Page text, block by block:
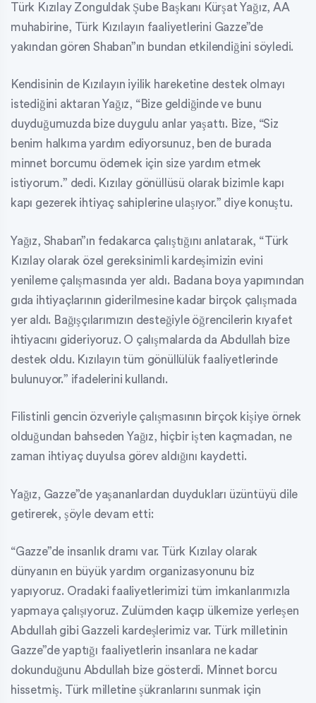
Türk Kızılay Zonguldak Şube Başkanı Kürşat Yağız, AA
muhabirine, Türk Kızılayın faaliyetlerini Gazze”de
yakından gören Shaban”ın bundan etkilendiğini söyledi.
Kendisinin de Kızılayın iyilik hareketine destek olmayı
istediğini aktaran Yağız, “Bize geldiğinde ve bunu
duyduğumuzda bize duygulu anlar yaşattı. Bize, “Siz
benim halkıma yardım ediyorsunuz, ben de burada
minnet borcumu ödemek için size yardım etmek
istiyorum.” dedi. Kızılay gönüllüsü olarak bizimle kapı
kapı gezerek ihtiyaç sahiplerine ulaşıyor.” diye konuştu.
Yağız, Shaban”ın fedakarca çalıştığını anlatarak, “Türk
Kızılay olarak özel gereksinimli kardeşimizin evini
yenileme çalışmasında yer aldı. Badana boya yapımından
gıda ihtiyaçlarının giderilmesine kadar birçok çalışmada
yer aldı. Bağışçılarımızın desteğiyle öğrencilerin kıyafet
ihtiyacını gideriyoruz. O çalışmalarda da Abdullah bize
destek oldu. Kızılayın tüm gönüllülük faaliyetlerinde
bulunuyor.” ifadelerini kullandı.
Filistinli gencin özveriyle çalışmasının birçok kişiye örnek
olduğundan bahseden Yağız, hiçbir işten kaçmadan, ne
zaman ihtiyaç duyulsa görev aldığını kaydetti.
Yağız, Gazze”de yaşananlardan duydukları üzüntüyü dile
getirerek, şöyle devam etti:
“Gazze”de insanlık dramı var. Türk Kızılay olarak
dünyanın en büyük yardım organizasyonunu biz
yapıyoruz. Oradaki faaliyetlerimizi tüm imkanlarımızla
yapmaya çalışıyoruz. Zulümden kaçıp ülkemize yerleşen
Abdullah gibi Gazzeli kardeşlerimiz var. Türk milletinin
Gazze”de yaptığı faaliyetlerin insanlara ne kadar
dokunduğunu Abdullah bize gösterdi. Minnet borcu
hissetmiş. Türk milletine şükranlarını sunmak için